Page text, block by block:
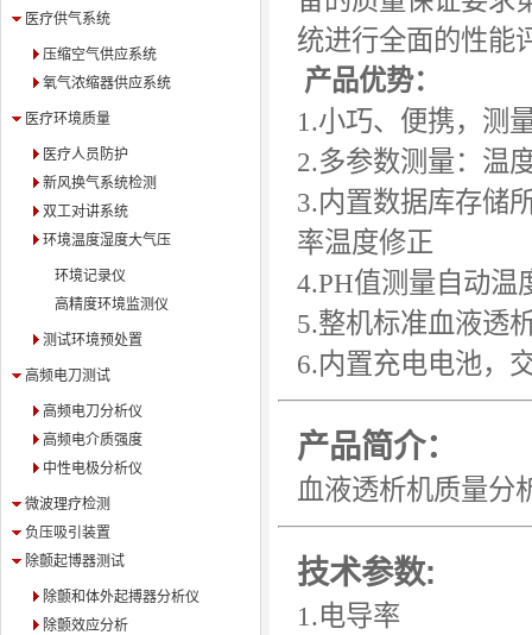
医疗供气系统
压缩空气供应系统
氧气浓缩器供应系统
医疗环境质量
医疗人员防护
新风换气系统检测
双工对讲系统
环境温度湿度大气压
环境记录仪
高精度环境监测仪
测试环境预处置
高频电刀测试
高频电刀分析仪
高频电介质强度
中性电极分析仪
微波理疗检测
负压吸引装置
除颤起博器测试
除颤和体外起搏器分析仪
除颤效应分析
统进行全面的性能
产品优势：
1.小巧、便携，测
2.多参数测量：温
3.内置数据库存储
率温度修正
4.PH值测量自动温
5.整机标准血液透
6.内置充电电池，
产品简介：
血液透析机质量分
技术参数:
1.电导率